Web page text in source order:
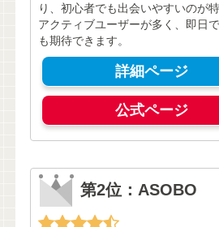
り、初心者でも出会いやすいのが特
アクティブユーザーが多く、即日
も期待できます。
詳細ページ
公式ページ
第2位：ASOBO